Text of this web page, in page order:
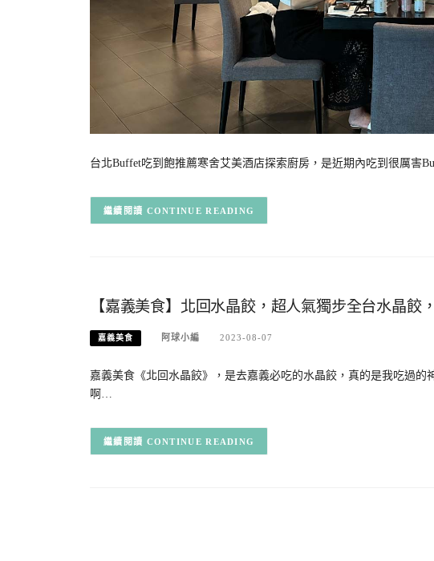
台北Buffet吃到飽推薦寒舍艾美酒店探索廚房，是近期內吃到很厲害
CONTINUE READING
【嘉義美食】北回水晶餃，超人氣獨步全台水晶餃
嘉義美食 阿球小編 2023-08-07
嘉義美食《北回水晶餃》，是去嘉義必吃的水晶餃，真的是我吃過
啊…
CONTINUE READING